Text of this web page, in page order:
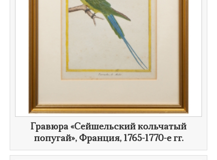
Гравюра «Сейшельский кольчатый
попугай», Франция, 1765-1770-е гг.